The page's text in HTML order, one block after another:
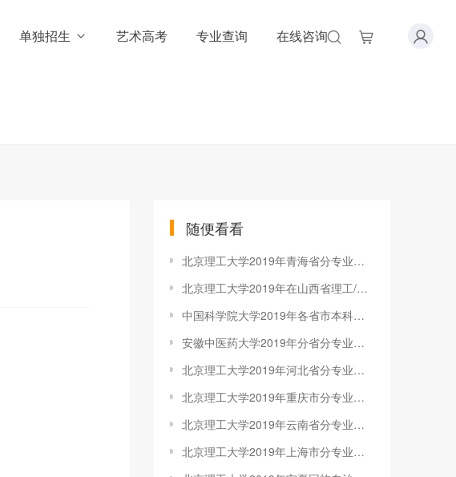
单独招生 艺术高考 专业查询 在线咨询
随便看看
北京理工大学2019年青海省分专业录取分数线
北京理工大学2019年在山西省理工/文史各专业录取分数线
中国科学院大学2019年各省市本科录取分数线
安徽中医药大学2019年分省分专业录取分数线
北京理工大学2019年河北省分专业录取分数线
北京理工大学2019年重庆市分专业录取分数线
北京理工大学2019年云南省分专业录取分数线
北京理工大学2019年上海市分专业录取分数线